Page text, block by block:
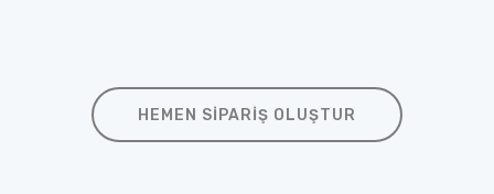
HEMEN SIPARIŞ OLUŞTUR